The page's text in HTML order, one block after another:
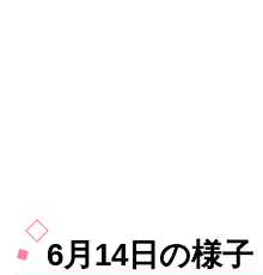
6月14日の様子